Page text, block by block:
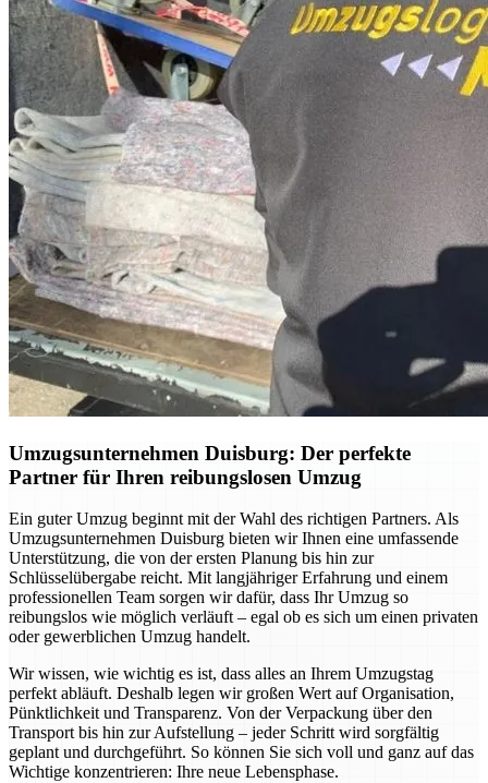
Umzugsunternehmen Duisburg: Der perfekte
Partner für Ihren reibungslosen Umzug
Ein guter Umzug beginnt mit der Wahl des richtigen Partners. Als
Umzugsunternehmen Duisburg bieten wir Ihnen eine umfassende
Unterstützung, die von der ersten Planung bis hin zur
Schlüsselübergabe reicht. Mit langjähriger Erfahrung und einem
professionellen Team sorgen wir dafür, dass Ihr Umzug so
reibungslos wie möglich verläuft – egal ob es sich um einen privaten
oder gewerblichen Umzug handelt.
Wir wissen, wie wichtig es ist, dass alles an Ihrem Umzugstag
perfekt abläuft. Deshalb legen wir großen Wert auf Organisation,
Pünktlichkeit und Transparenz. Von der Verpackung über den
Transport bis hin zur Aufstellung – jeder Schritt wird sorgfältig
geplant und durchgeführt. So können Sie sich voll und ganz auf das
Wichtige konzentrieren: Ihre neue Lebensphase.